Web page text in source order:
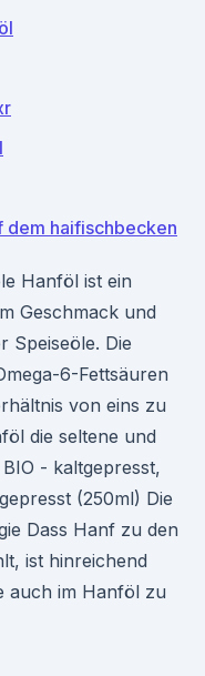
dem haifischbecken
Hanföl ist ein
Geschmack und
Speiseöle. Die
6-Fettsäuren
von eins zu
die seltene und
- kaltgepresst,
(250ml) Die
Dass Hanf zu den
ist hinreichend
auch im Hanföl zu